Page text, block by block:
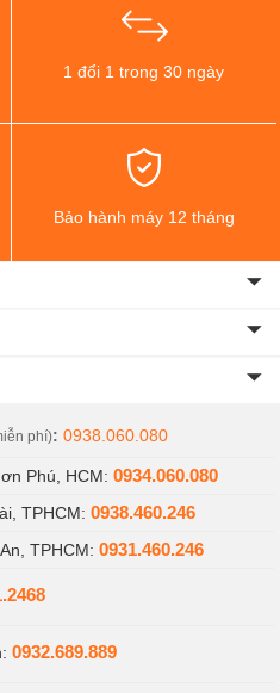
1 đổi 1 trong 30 ngày
Bảo hành máy 12 tháng
phí): 0938.060.080
Phú, HCM: 0934.060.080
TPHCM: 0938.460.246
TPHCM: 0931.460.246
0932.689.889